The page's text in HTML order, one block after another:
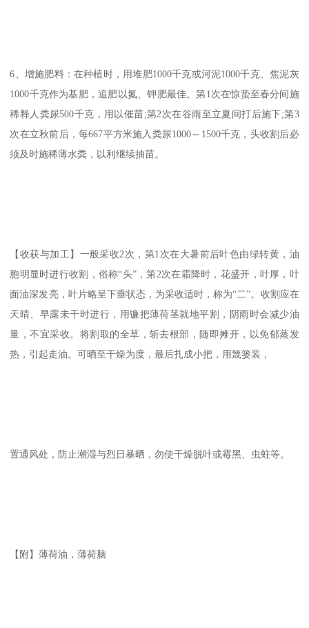
6、增施肥料：在种植时，用堆肥1000千克或河泥1000千克、焦泥灰
1000千克作为基肥，追肥以氮、钾肥最佳。第1次在惊蛰至春分间施
稀释人粪尿500千克，用以催苗;第2次在谷雨至立夏间打后施下;第3
次在立秋前后，每667平方米施入粪尿1000～1500千克，头收割后必
须及时施稀薄水粪，以利继续抽苗。
【收获与加工】一般采收2次，第1次在大暑前后叶色由绿转黄，油
胞明显时进行收割，俗称“头”，第2次在霜降时，花盛开，叶厚，叶
面油深发亮，叶片略呈下垂状态，为采收适时，称为“二”。收割应在
天晴、早露未干时进行，用镰把薄荷茎就地平割，阴雨时会减少油
量，不宜采收。将割取的全草，斩去根部，随即摊开，以免郁蒸发
热，引起走油。可晒至干燥为度，最后扎成小把，用篾篓装，
置通风处，防止潮湿与烈日暴晒，勿使干燥脱叶或霉黑、虫蛀等。
【附】薄荷油，薄荷脑